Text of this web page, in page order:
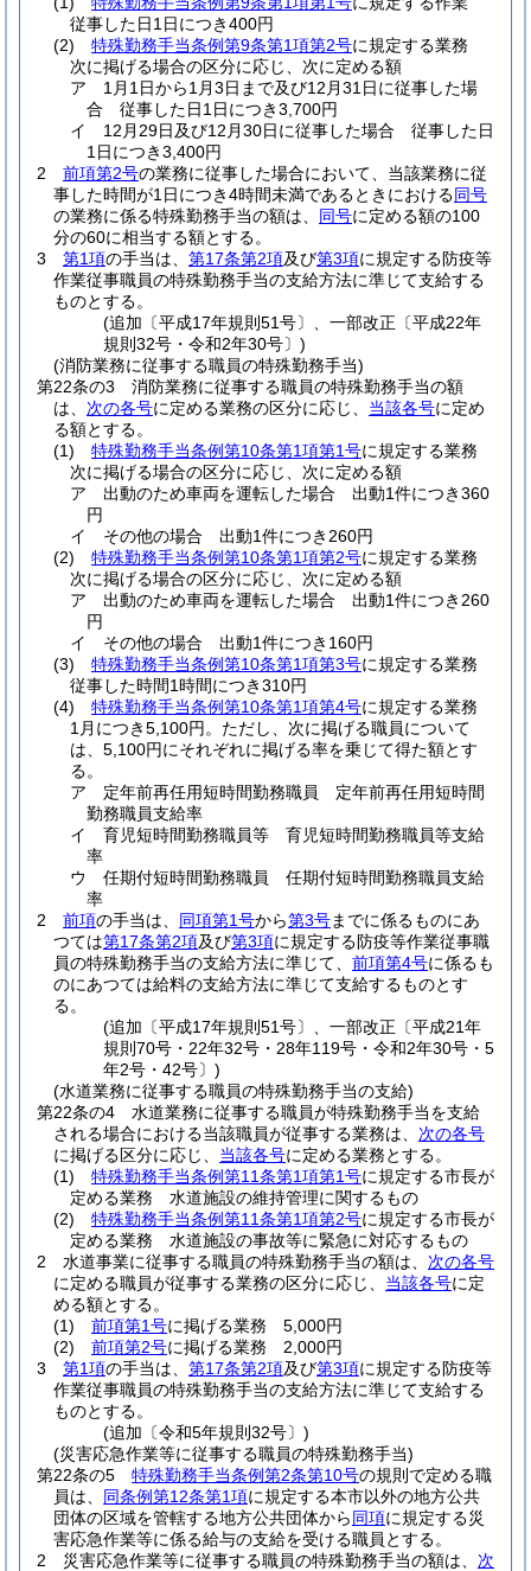
従事した日1日につき400円
(2)
特殊勤務手当条例第9条第1項第2号に規定する業務
次に掲げる場合の区分に応じ、次に定める額
ア
1月1日から1月3日まで及び12月31日に従事した場
合 従事した日1日につき3,700円
イ
12月29日及び12月30日に従事した場合 従事した日
1日につき3,400円
2
前項第2号の業務に従事した場合において、当該業務に従
事した時間が1日につき4時間未満であるときにおける同号
の業務に係る特殊勤務手当の額は、 同号に定める額の100
分の60に相当する額とする。
3
第1項の手当は、 第17条第2項及び第3項に規定する防疫等
作業従事職員の特殊勤務手当の支給方法に準じて支給する
ものとする。
(追加〔平成17年規則51号〕、一部改正〔平成22年
規則32号・令和2年30号〕)
(消防業務に従事する職員の特殊勤務手当)
第22条の3
消防業務に従事する職員の特殊勤務手当の額
は、 次の各号に定める業務の区分に応じ、 当該各号に定め
る額とする。
(1)
特殊勤務手当条例第10条第1項第1号に規定する業務
次に掲げる場合の区分に応じ、次に定める額
ア
出動のため車両を運転した場合 出動1件につき360
円
イ
その他の場合 出動1件につき260円
(2)
特殊勤務手当条例第10条第1項第2号に規定する業務
次に掲げる場合の区分に応じ、次に定める額
ア
出動のため車両を運転した場合 出動1件につき260
円
イ
その他の場合 出動1件につき160円
(3)
特殊勤務手当条例第10条第1項第3号に規定する業務
従事した時間1時間につき310円
(4)
特殊勤務手当条例第10条第1項第4号に規定する業務
1月につき5,100円。 ただし、次に掲げる職員について
は、5,100円にそれぞれに掲げる率を乗じて得た額とす
る。
ア
定年前再任用短時間勤務職員 定年前再任用短時間
勤務職員支給率
イ
育児短時間勤務職員等 育児短時間勤務職員等支給
率
ウ
任期付短時間勤務職員 任期付短時間勤務職員支給
率
2
前項の手当は、 同項第1号から第3号までに係るものにあ
つては第17条第2項及び第3項に規定する防疫等作業従事職
員の特殊勤務手当の支給方法に準じて、 前項第4号に係るも
のにあつては給料の支給方法に準じて支給するものとす
る。
(追加〔平成17年規則51号〕、一部改正〔平成21年
規則70号・22年32号・28年119号・令和2年30号・5
年2号・42号〕)
(水道業務に従事する職員の特殊勤務手当の支給)
第22条の4
水道業務に従事する職員が特殊勤務手当を支給
される場合における当該職員が従事する業務は、 次の各号
に掲げる区分に応じ、 当該各号に定める業務とする。
(1)
特殊勤務手当条例第11条第1項第1号に規定する市長が
定める業務 水道施設の維持管理に関するもの
(2)
特殊勤務手当条例第11条第1項第2号に規定する市長が
定める業務 水道施設の事故等に緊急に対応するもの
2
水道事業に従事する職員の特殊勤務手当の額は、 次の各号
に定める職員が従事する業務の区分に応じ、 当該各号に定
める額とする。
(1)
前項第1号に掲げる業務 5,000円
(2)
前項第2号に掲げる業務 2,000円
3
第1項の手当は、 第17条第2項及び第3項に規定する防疫等
作業従事職員の特殊勤務手当の支給方法に準じて支給する
ものとする。
(追加〔令和5年規則32号〕)
(災害応急作業等に従事する職員の特殊勤務手当)
第22条の5
特殊勤務手当条例第2条第10号の規則で定める職
員は、 同条例第12条第1項に規定する本市以外の地方公共
団体の区域を管轄する地方公共団体から同項に規定する災
害応急作業等に係る給与の支給を受ける職員とする。
2
災害応急作業等に従事する職員の特殊勤務手当の額は、 次